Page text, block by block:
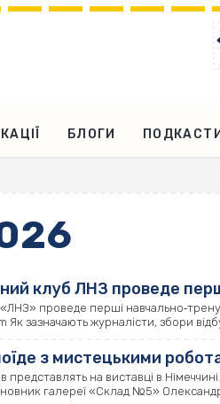
БЛОГИ ПОДКАСТИ
клуб ЛНЗ проведе
проведе перші
Як зазначають журналісти, збори
з мистецькими
представлять на виставці в
галереї «Склад №5»